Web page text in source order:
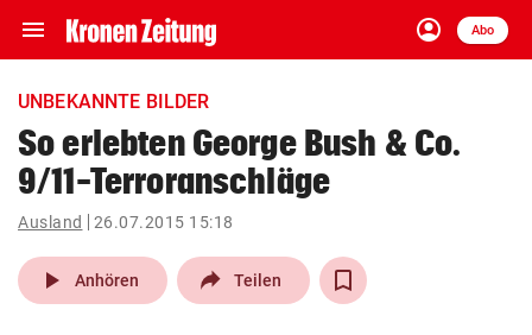
menu Navigation
ein-/ausklappen
account_circle
Anmelden
Abo
close Schließen
account_circle Anmelden
pin_drop
Wien arrow_right
UNBEKANNTE BILDER
So erlebten George Bush & Co.
9/11-Terroranschläge
Ausland 26.07.2015 15:18
play_arrow Anhören Teilen